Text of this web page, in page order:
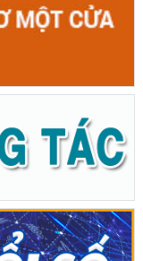
gia bảo vệ an ninh,